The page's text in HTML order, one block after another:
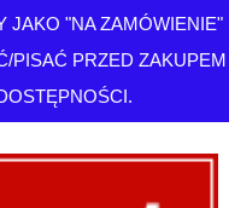
JAKO "NA ZAMÓWIENIE"
PISAĆ PRZED ZAKUPEM